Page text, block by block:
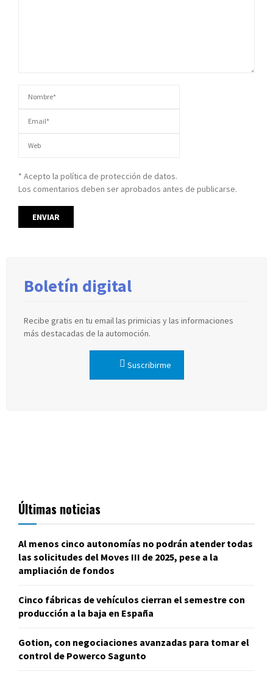
* Acepto la política de protección de datos.
Los comentarios deben ser aprobados antes de publicarse.
Boletín digital
Recibe gratis en tu email las primicias y las informaciones
más destacadas de la automoción.
Suscribirme
Últimas noticias
Al menos cinco autonomías no podrán atender todas
las solicitudes del Moves III de 2025, pese a la
ampliación de fondos
Cinco fábricas de vehículos cierran el semestre con
producción a la baja en España
Gotion, con negociaciones avanzadas para tomar el
control de Powerco Sagunto